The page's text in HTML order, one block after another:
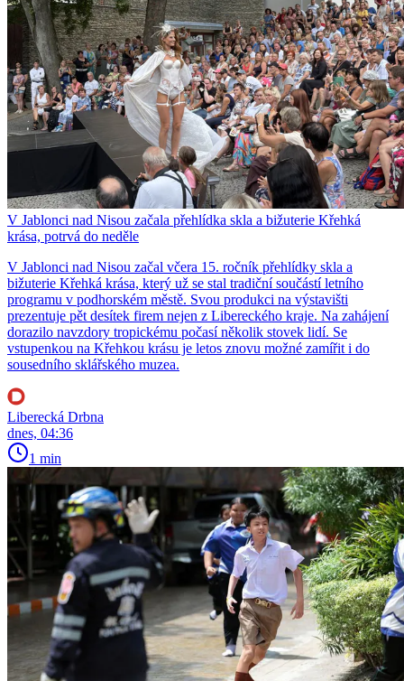
V Jablonci nad Nisou začala přehlídka skla a bižuterie Křehká
krása, potrvá do neděle
V Jablonci nad Nisou začal včera 15. ročník přehlídky skla a
bižuterie Křehká krása, který už se stal tradiční součástí letního
programu v podhorském městě. Svou produkci na výstavišti
prezentuje pět desítek firem nejen z Libereckého kraje. Na zahájení
dorazilo navzdory tropickému počasí několik stovek lidí. Se
vstupenkou na Křehkou krásu je letos znovu možné zamířit i do
sousedního sklářského muzea.
Liberecká Drbna
dnes, 04:36
1 min